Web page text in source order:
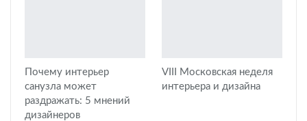
Почему интерьер
санузла может
раздражать: 5 мнений
дизайнеров
VIII Московская неделя
интерьера и дизайна